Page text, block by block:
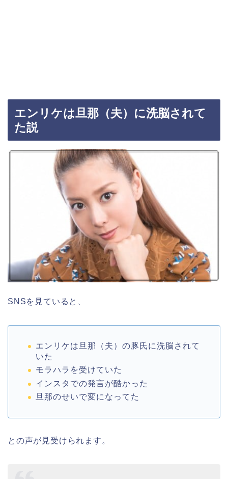
エンリケは旦那（夫）に洗脳されて
た説
SNSを見ていると、
エンリケは旦那（夫）の豚氏に洗脳されて
いた
モラハラを受けていた
インスタでの発言が酷かった
旦那のせいで変になってた
との声が見受けられます。